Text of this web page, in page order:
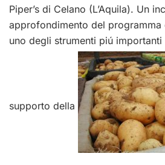
Piper’s di Celano (L’Aquila). Un
approfondimento del programma
uno degli strumenti piú importanti
supporto della